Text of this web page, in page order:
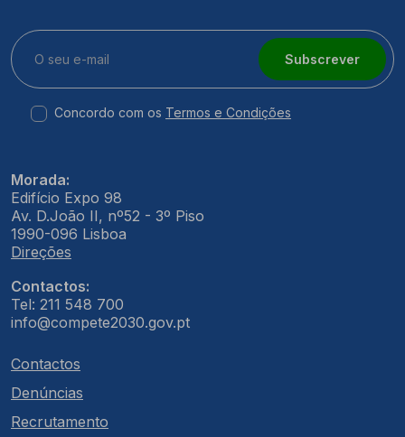
Subscrever
Concordo com os Termos e Condições
Morada:
Edifício Expo 98
Av. D.João II, nº52 - 3º Piso
1990-096 Lisboa
Direções
Contactos:
Tel: 211 548 700
info@compete2030.gov.pt
Contactos
Denúncias
Recrutamento